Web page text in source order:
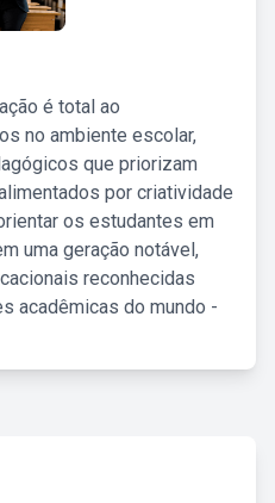
é total ao
no ambiente escolar,
que priorizam
por criatividade
os estudantes em
uma geração notável,
reconhecidas
acadêmicas do mundo -